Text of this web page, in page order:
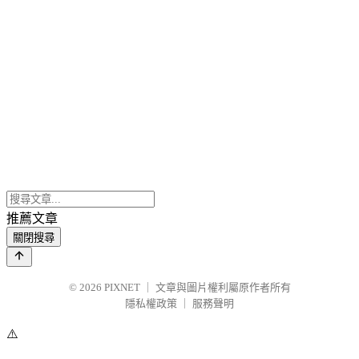
推薦文章
關閉搜尋
© 2026 PIXNET
文章與圖片權利屬原作者所有
隱私權政策
服務聲明
⚠️